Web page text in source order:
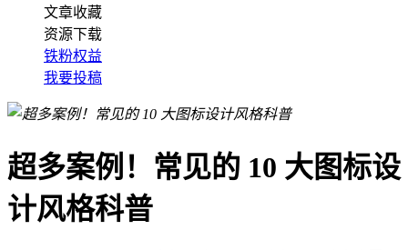
文章收藏
资源下载
铁粉权益
我要投稿
超多案例！常见的 10 大图标设
计风格科普